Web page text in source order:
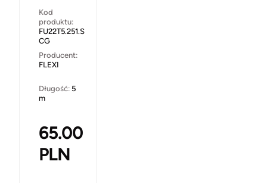
Kod
produktu:
FU22T5.251.S
CG
Producent:
FLEXI
Długość: 5
m
65.00
PLN